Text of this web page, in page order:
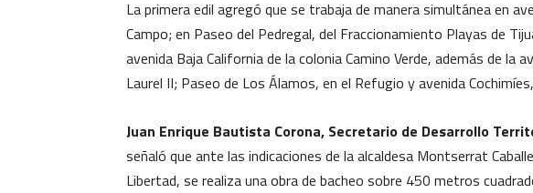
La primera edil agregó que se trabaja de manera simultánea en
Campo; en Paseo del Pedregal, del Fraccionamiento Playas de
avenida Baja California de la colonia Camino Verde, además de la
Laurel II; Paseo de Los Álamos, en el Refugio y avenida
Juan Enrique Bautista Corona, Secretario de Desarrollo
señaló que ante las indicaciones de la alcaldesa Montserrat
Libertad, se realiza una obra de bacheo sobre 450 metros